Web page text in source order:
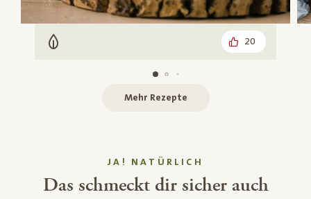
Vegetarisch 20
Mehr Rezepte
JA! NATÜRLICH
Das schmeckt dir sicher auch